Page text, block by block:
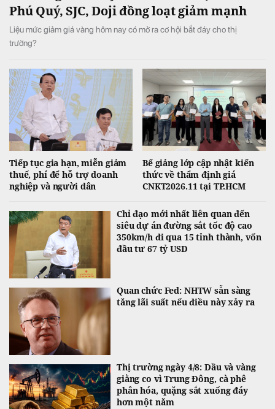
Phú Quý, SJC, Doji đồng loạt giảm mạnh
Liệu mức giảm giá vàng hôm nay có mở ra cơ hội bắt đáy cho thị
trường?
Tiếp tục gia hạn, miễn giảm
thuế, phí để hỗ trợ doanh
nghiệp và người dân
Bế giảng lớp cập nhật kiến
thức về thẩm định giá
CNKT2026.11 tại TP.HCM
Chỉ đạo mới nhất liên quan đến
siêu dự án đường sắt tốc độ cao
350km/h đi qua 15 tỉnh thành, vốn
đầu tư 67 tỷ USD
Quan chức Fed: NHTW sẵn sàng
tăng lãi suất nếu điều này xảy ra
Thị trường ngày 4/8: Dầu và vàng
giằng co vì Trung Đông, cà phê
phân hóa, quặng sắt xuống đáy
hơn một năm